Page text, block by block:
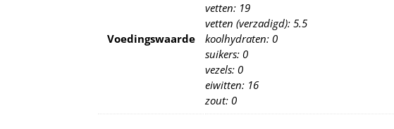
Voedingswaarde
vetten: 19
vetten (verzadigd): 5.5
koolhydraten: 0
suikers: 0
vezels: 0
eiwitten: 16
zout: 0